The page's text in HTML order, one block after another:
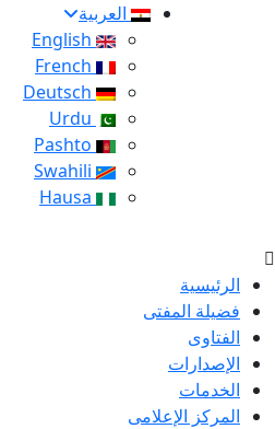
العربية
الرئيسية
فضيلة المفتى
الفتاوى
الإصدارات
الخدمات
المركز الإعلامى